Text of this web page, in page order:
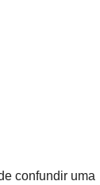
confundir uma